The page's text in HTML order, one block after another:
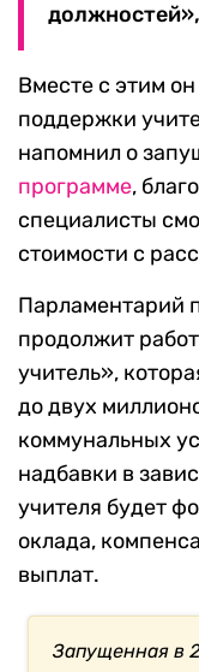
Вместе с этим
поддержки
напомнил о
программе,
специалисты
стоимости с
Парламентарий
продолжит
учитель»,
до двух
коммунальных
надбавки в
учителя будет
оклада,
выплат.
Запущенная в